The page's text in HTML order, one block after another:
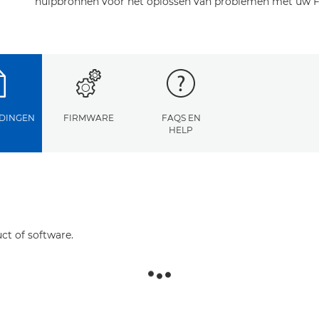
FIRMWARE
FAQS EN
HELP
of software.